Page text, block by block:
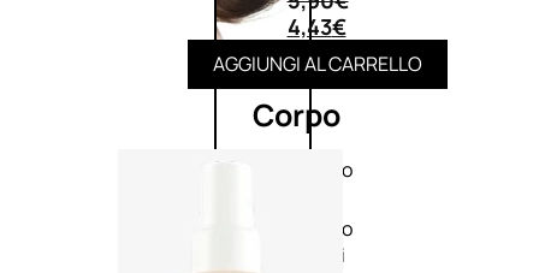
Corpo
Trattamento
Trattamento
mani e piedi
4,43€
AGGIUNGI AL CARRELLO